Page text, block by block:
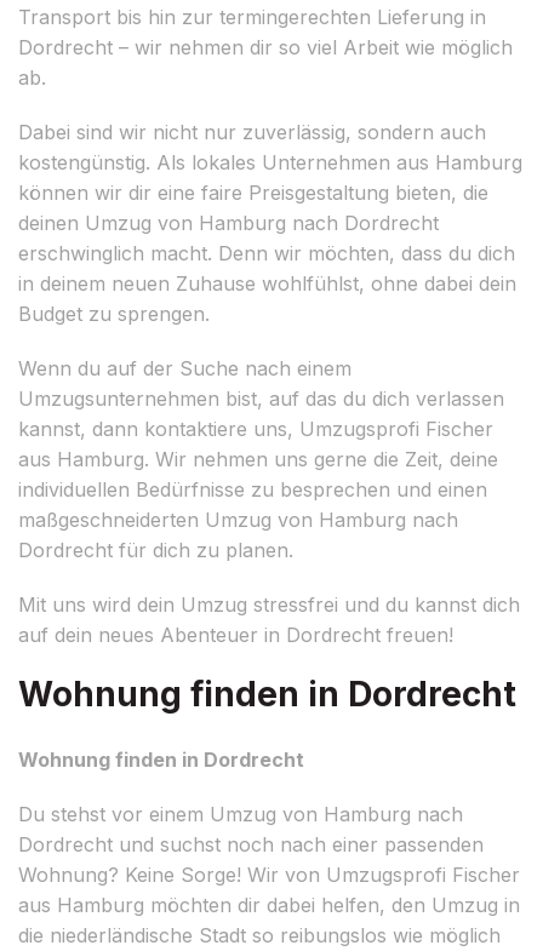
Transport bis hin zur termingerechten Lieferung in
Dordrecht – wir nehmen dir so viel Arbeit wie möglich
ab.
Dabei sind wir nicht nur zuverlässig, sondern auch
kostengünstig. Als lokales Unternehmen aus Hamburg
können wir dir eine faire Preisgestaltung bieten, die
deinen Umzug von Hamburg nach Dordrecht
erschwinglich macht. Denn wir möchten, dass du dich
in deinem neuen Zuhause wohlfühlst, ohne dabei dein
Budget zu sprengen.
Wenn du auf der Suche nach einem
Umzugsunternehmen bist, auf das du dich verlassen
kannst, dann kontaktiere uns, Umzugsprofi Fischer
aus Hamburg. Wir nehmen uns gerne die Zeit, deine
individuellen Bedürfnisse zu besprechen und einen
maßgeschneiderten Umzug von Hamburg nach
Dordrecht für dich zu planen.
Mit uns wird dein Umzug stressfrei und du kannst dich
auf dein neues Abenteuer in Dordrecht freuen!
Wohnung finden in Dordrecht
Wohnung finden in Dordrecht
Du stehst vor einem Umzug von Hamburg nach
Dordrecht und suchst noch nach einer passenden
Wohnung? Keine Sorge! Wir von Umzugsprofi Fischer
aus Hamburg möchten dir dabei helfen, den Umzug in
die niederländische Stadt so reibungslos wie möglich